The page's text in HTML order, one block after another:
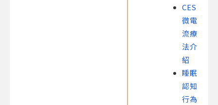
CES
微電
流療
法介
紹
睡眠
認知
行為